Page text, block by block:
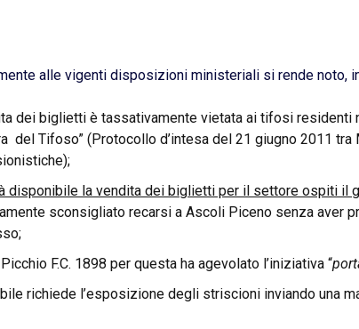
alle vigenti disposizioni ministeriali si rende noto,
dei biglietti è tassativamente vietata ai tifosi residenti
del Tifoso” (Protocollo d’intesa del 21 giugno 2011 tra
disponibile la vendita dei biglietti per il settore ospiti il
sconsigliato recarsi a Ascoli Piceno senza aver
F.C. 1898 per questa ha agevolato l’iniziativa “
richiede l’esposizione degli striscioni inviando una